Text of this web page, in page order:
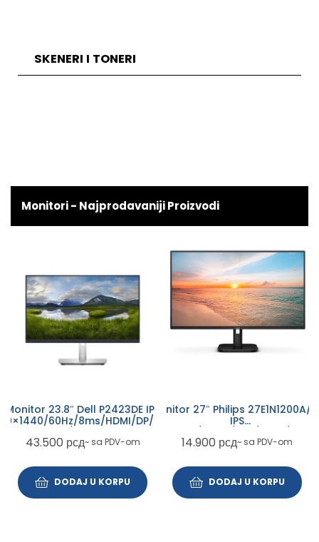
SKENERI I TONERI
Monitori - Najprodavaniji Proizvodi
Monitor 23.8″ Dell P2423DE IPS
60Hz/8ms/HDMI/DP/USB-
43.500 рсд~ sa PDV-om
DODAJ U KORPU
Monitor 27″ Philips 27E1N1200A/
IPS
14.900 рсд~ sa PDV-om
DODAJ U KORPU